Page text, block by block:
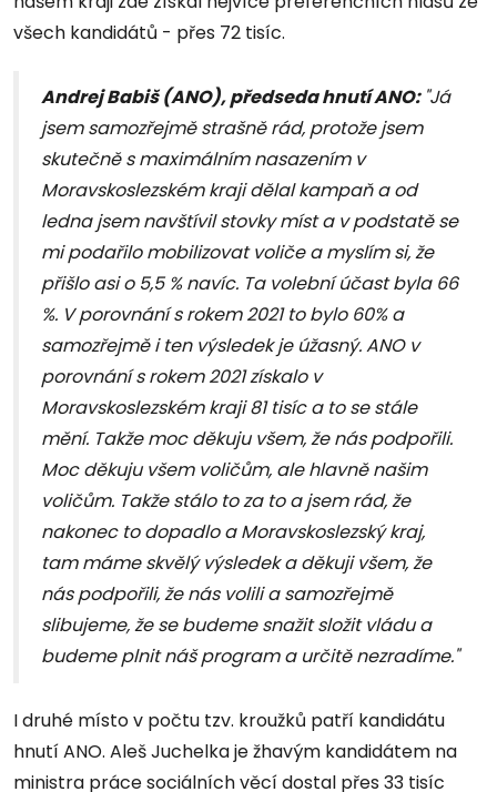
všech kandidátů - přes 72 tisíc.
Andrej Babiš (ANO), předseda hnutí ANO: "Já
jsem samozřejmě strašně rád, protože jsem
skutečně s maximálním nasazením v
Moravskoslezském kraji dělal kampaň a od
ledna jsem navštívil stovky míst a v podstatě se
mi podařilo mobilizovat voliče a myslím si, že
přišlo asi o 5,5 % navíc. Ta volební účast byla 66
%. V porovnání s rokem 2021 to bylo 60% a
samozřejmě i ten výsledek je úžasný. ANO v
porovnání s rokem 2021 získalo v
Moravskoslezském kraji 81 tisíc a to se stále
mění. Takže moc děkuju všem, že nás podpořili.
Moc děkuju všem voličům, ale hlavně našim
voličům. Takže stálo to za to a jsem rád, že
nakonec to dopadlo a Moravskoslezský kraj,
tam máme skvělý výsledek a děkuji všem, že
nás podpořili, že nás volili a samozřejmě
slibujeme, že se budeme snažit složit vládu a
budeme plnit náš program a určitě nezradíme."
I druhé místo v počtu tzv. kroužků patří kandidátu
hnutí ANO. Aleš Juchelka je žhavým kandidátem na
ministra práce sociálních věcí dostal přes 33 tisíc